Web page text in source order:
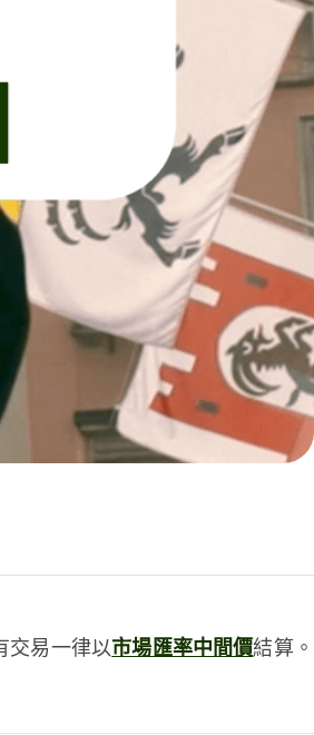
交易一律以市場匯率中間價結算。